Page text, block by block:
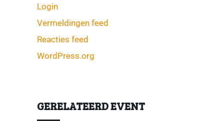
Login
Vermeldingen feed
Reacties feed
WordPress.org
GERELATEERD EVENT